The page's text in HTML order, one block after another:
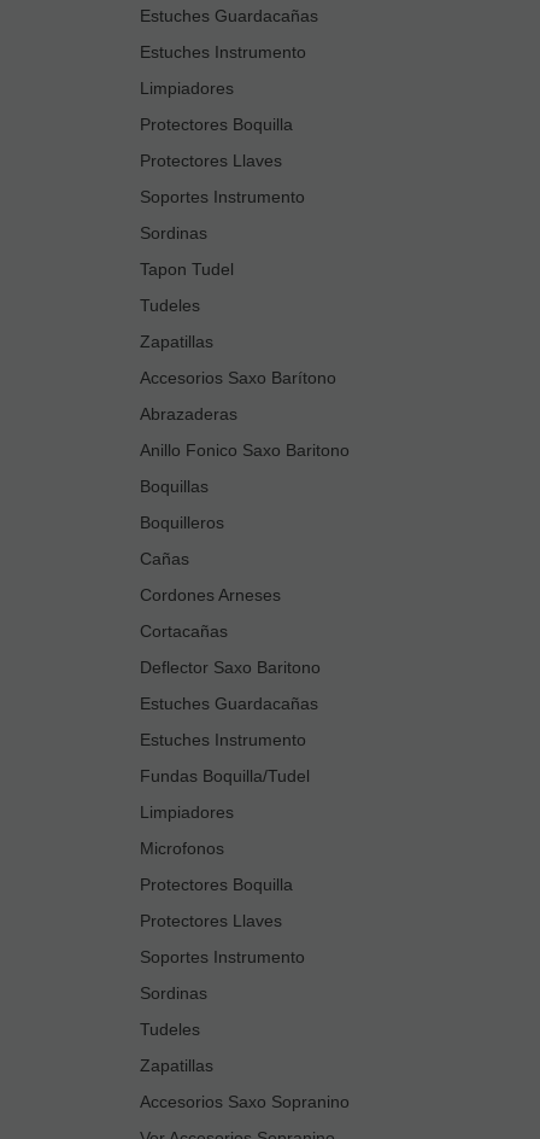
Estuches Guardacañas
Estuches Instrumento
Limpiadores
Protectores Boquilla
Protectores Llaves
Soportes Instrumento
Sordinas
Tapon Tudel
Tudeles
Zapatillas
Accesorios Saxo Barítono
Abrazaderas
Anillo Fonico Saxo Baritono
Boquillas
Boquilleros
Cañas
Cordones Arneses
Cortacañas
Deflector Saxo Baritono
Estuches Guardacañas
Estuches Instrumento
Fundas Boquilla/Tudel
Limpiadores
Microfonos
Protectores Boquilla
Protectores Llaves
Soportes Instrumento
Sordinas
Tudeles
Zapatillas
Accesorios Saxo Sopranino